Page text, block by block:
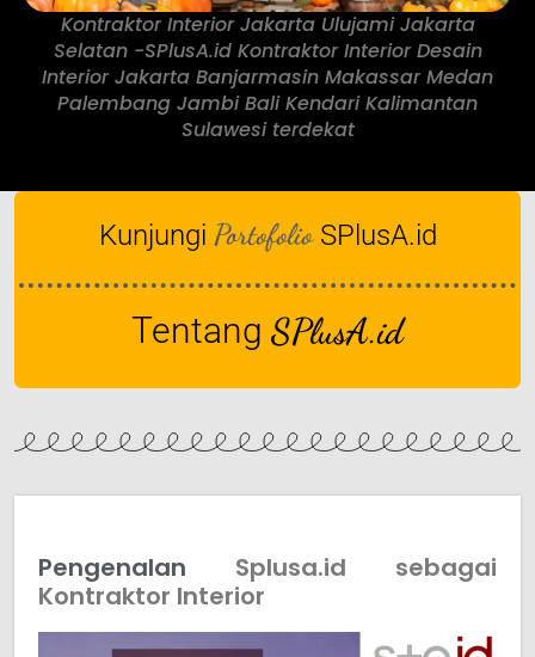
Kontraktor Interior Jakarta Ulujami Jakarta
Selatan -SPlusA.id Kontraktor Interior Desain
Interior Jakarta Banjarmasin Makassar Medan
Palembang Jambi Bali Kendari Kalimantan
Sulawesi terdekat
Kunjungi Portofolio SPlusA.id
Tentang SPlusA.id
Pengenalan Splusa.id sebagai
Kontraktor Interior